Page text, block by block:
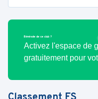
Bénévole de ce club ?
Activez l'espace de
gratuitement pour